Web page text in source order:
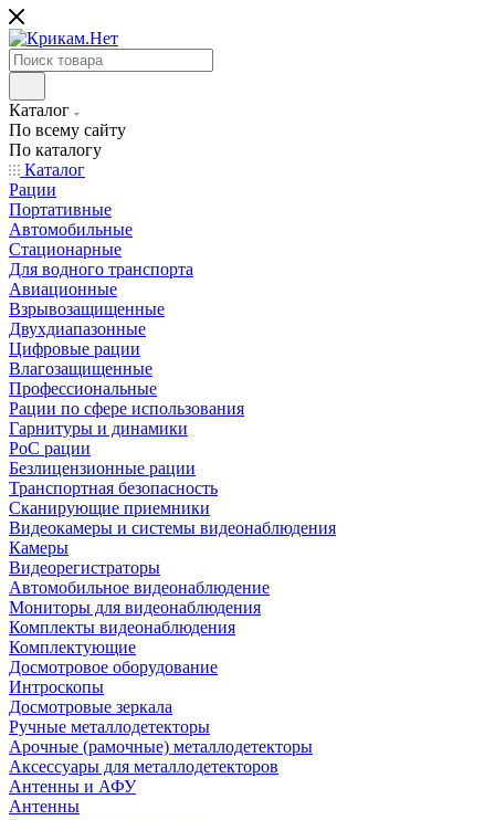
Каталог
По всему сайту
По каталогу
Каталог
Рации
Портативные
Автомобильные
Стационарные
Для водного транспорта
Авиационные
Взрывозащищенные
Двухдиапазонные
Цифровые рации
Влагозащищенные
Профессиональные
Рации по сфере использования
Гарнитуры и динамики
PoC рации
Безлицензионные рации
Транспортная безопасность
Сканирующие приемники
Видеокамеры и системы видеонаблюдения
Камеры
Видеорегистраторы
Автомобильное видеонаблюдение
Мониторы для видеонаблюдения
Комплекты видеонаблюдения
Комплектующие
Досмотровое оборудование
Интроскопы
Досмотровые зеркала
Ручные металлодетекторы
Арочные (рамочные) металлодетекторы
Аксессуары для металлодетекторов
Антенны и АФУ
Антенны